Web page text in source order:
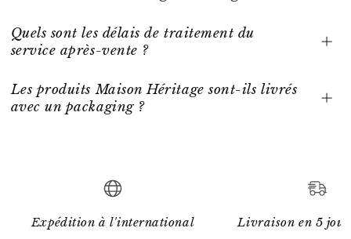
Quels sont les délais de traitement du
service après-vente ?
Les produits Maison Héritage sont-ils livrés
avec un packaging ?
Expédition à l'international Livraison en 5